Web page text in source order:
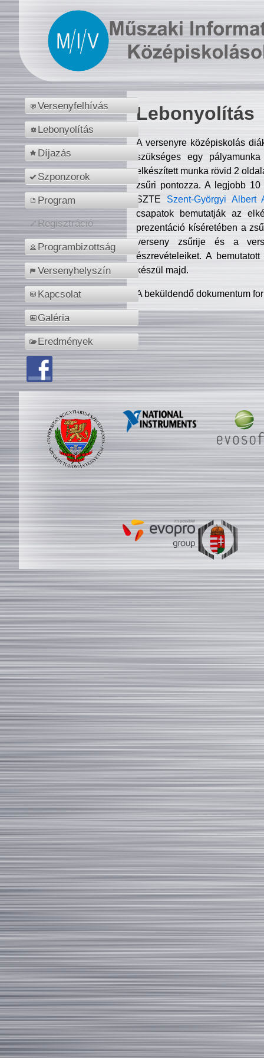
Versenyfelhívás
Lebonyolítás
Díjazás
Szponzorok
Program
Regisztráció
Programbizottság
Versenyhelyszín
Kapcsolat
Galéria
Eredmények
Lebonyolítás
A versenyre középiskolás
szükséges egy
elkészített munka rövid 2
zsűri pontozza. A legjobb
SZTE Szent-Györgyi Albert
csapatok bemutatják az
prezentáció kíséretében a
verseny zsűrije és a
észrevételeiket. A
készül majd.
A beküldendő dokumentum